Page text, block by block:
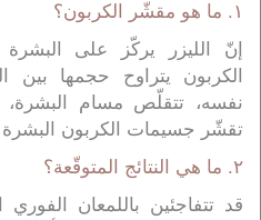
١. ما هو مقشّر الكربون؟
إنّ الليزر يركّز على
الكربون يتراوح حجمها بين
نفسه، تتقلّص مسام البشرة،
تقشّر جسيمات الكربون
٢. ما هي النتائج المتوقّعة؟
قد تتفاجئين باللمعان